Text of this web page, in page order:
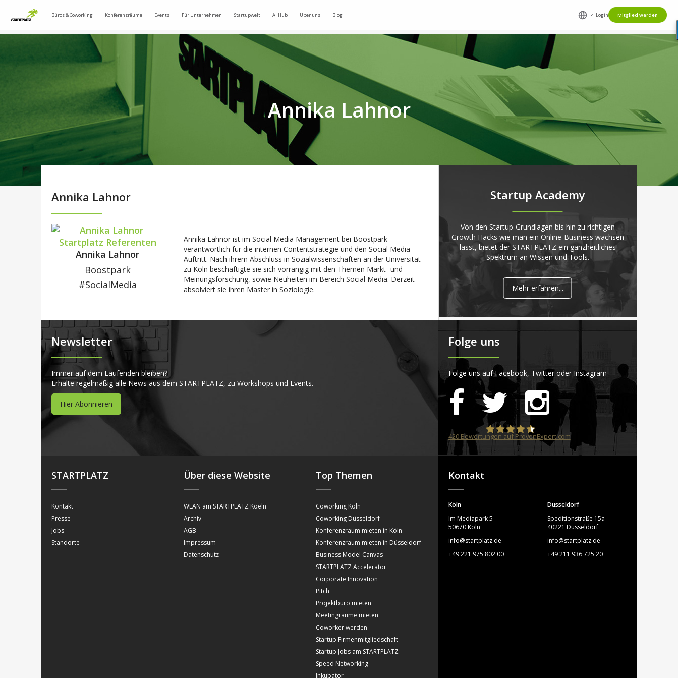
Büros & Coworking Konferenzräume Events Für Unternehmen Startupwelt AI Hub Über uns Blog Login Mitglied werden
Annika Lahnor
Annika Lahnor
Annika Lahnor
Boostpark
#SocialMedia
Annika Lahnor ist im Social Media Management bei Boostpark
verantwortlich für die internen Contentstrategie und den Social Media
Auftritt. Nach ihrem Abschluss in Sozialwissenschaften an der Universität
zu Köln beschäftigte sie sich vorrangig mit den Themen Markt- und
Meinungsforschung, sowie Neuheiten im Bereich Social Media. Derzeit
absolviert sie ihren Master in Soziologie.
Startup Academy
Von den Startup-Grundlagen bis hin zu richtigen
Growth Hacks wie man ein Online-Business wachsen
lässt, bietet der STARTPLATZ ein ganzheitliches
Spektrum an Wissen und Tools.
Mehr erfahren...
Newsletter
Immer auf dem Laufenden bleiben?
Erhalte regelmäßig alle News aus dem STARTPLATZ, zu Workshops und Events.
Hier Abonnieren
Folge uns
Folge uns auf Facebook, Twitter oder Instagram
STARTPLATZ
420Bewertungen auf ProvenExpert.com
STARTPLATZ
Kontakt
Presse
Jobs
Standorte
Über diese Website
WLAN am STARTPLATZ Koeln
Archiv
AGB
Impressum
Datenschutz
Top Themen
Coworking Köln
Coworking Düsseldorf
Konferenzraum mieten in Köln
Konferenzraum mieten in Düsseldorf
Business Model Canvas
STARTPLATZ Accelerator
Corporate Innovation
Pitch
Projektbüro mieten
Meetingräume mieten
Coworker werden
Startup Firmenmitgliedschaft
Startup Jobs am STARTPLATZ
Speed Networking
Inkubator
Kontakt
Köln
Im Mediapark 5
50670 Köln
info@startplatz.de
+49 221 975 802 00
Düsseldorf
Speditionstraße 15a
40221 Düsseldorf
info@startplatz.de
+49 211 936 725 20